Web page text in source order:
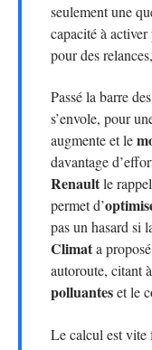
seulement une
capacité à
pour des
Passé la barre
s’envole, pour
augmente et le
davantage
Renaultle
permet d’
pas un hasard si
Climata
autoroute, citant
polluanteset le
Le calcul est vite